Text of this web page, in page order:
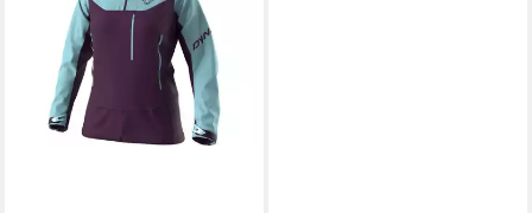
239,99 €
290,00 €
lieferbar - in 2-3 Werktagen bei dir